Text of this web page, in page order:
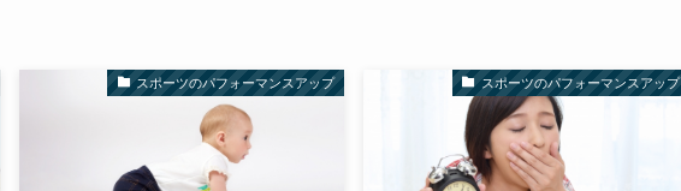
スポーツのパフォーマンスアップ スポーツのパフォーマンスアップ